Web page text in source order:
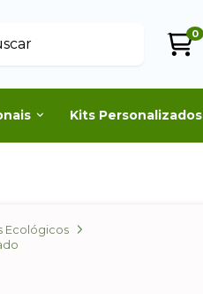
0
Kits Personalizados
Ecológicos